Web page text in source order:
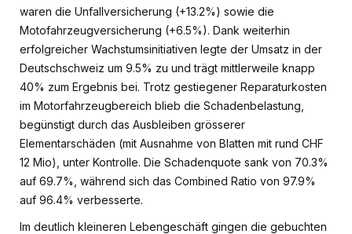
waren die Unfallversicherung (+13.2%) sowie die
Motofahrzeugversicherung (+6.5%). Dank weiterhin
erfolgreicher Wachstumsinitiativen legte der Umsatz in der
Deutschschweiz um 9.5% zu und trägt mittlerweile knapp
40% zum Ergebnis bei. Trotz gestiegener Reparaturkosten
im Motorfahrzeugbereich blieb die Schadenbelastung,
begünstigt durch das Ausbleiben grösserer
Elementarschäden (mit Ausnahme von Blatten mit rund CHF
12 Mio), unter Kontrolle. Die Schadenquote sank von 70.3%
auf 69.7%, während sich das Combined Ratio von 97.9%
auf 96.4% verbesserte.
Im deutlich kleineren Lebengeschäft gingen die gebuchten